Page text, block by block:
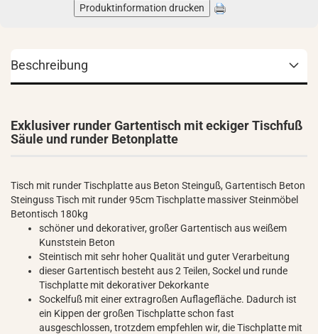
Produktinformation drucken
Beschreibung
Exklusiver runder Gartentisch mit eckiger Tischfuß
Säule und runder Betonplatte
Tisch mit runder Tischplatte aus Beton Steinguß, Gartentisch Beton
Steinguss Tisch mit runder 95cm Tischplatte massiver Steinmöbel
Betontisch 180kg
schöner und dekorativer, großer Gartentisch aus weißem
Kunststein Beton
Steintisch mit sehr hoher Qualität und guter Verarbeitung
dieser Gartentisch besteht aus 2 Teilen, Sockel und runde
Tischplatte mit dekorativer Dekorkante
Sockelfuß mit einer extragroßen Auflagefläche. Dadurch ist
ein Kippen der großen Tischplatte schon fast
ausgeschlossen, trotzdem empfehlen wir, die Tischplatte mit